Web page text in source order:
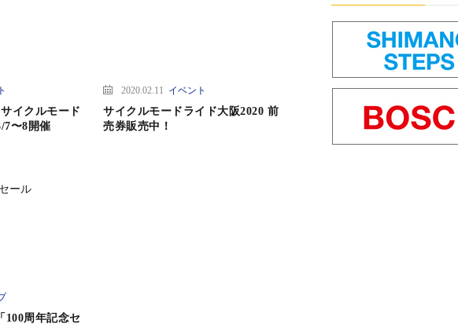
イクルモード
〜8開催
2020.02.11 イベント
サイクルモードライド大阪2020 前
売券販売中！
100周年記念セ